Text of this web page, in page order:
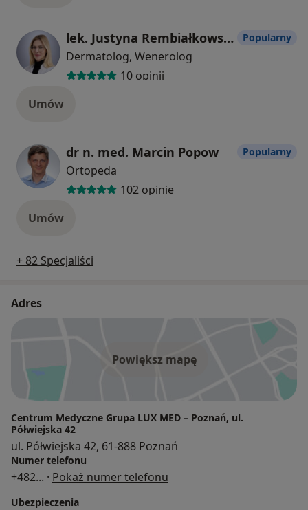
lek. Justyna Rembiałkowska-Piela
Dermatolog, Wenerolog
10 opinii
Popularny
Umów
dr n. med. Marcin Popow
Ortopeda
102 opinie
Popularny
Umów
+ 82 Specjaliści
Adres
Powiększ mapę
Centrum Medyczne Grupa LUX MED – Poznań, ul.
Półwiejska 42
ul. Półwiejska 42, 61-888 Poznań
Numer telefonu
+482... · Pokaż numer telefonu
Ubezpieczenia